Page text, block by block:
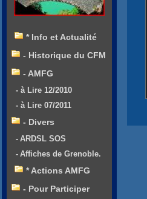
* Info et Actualité
- Historique du CFM
- AMFG
- à Lire 12/2010
- à Lire 07/2011
- Divers
- ARDSL SOS
- Affiches de Grenoble.
* Actions AMFG
- Pour Participer